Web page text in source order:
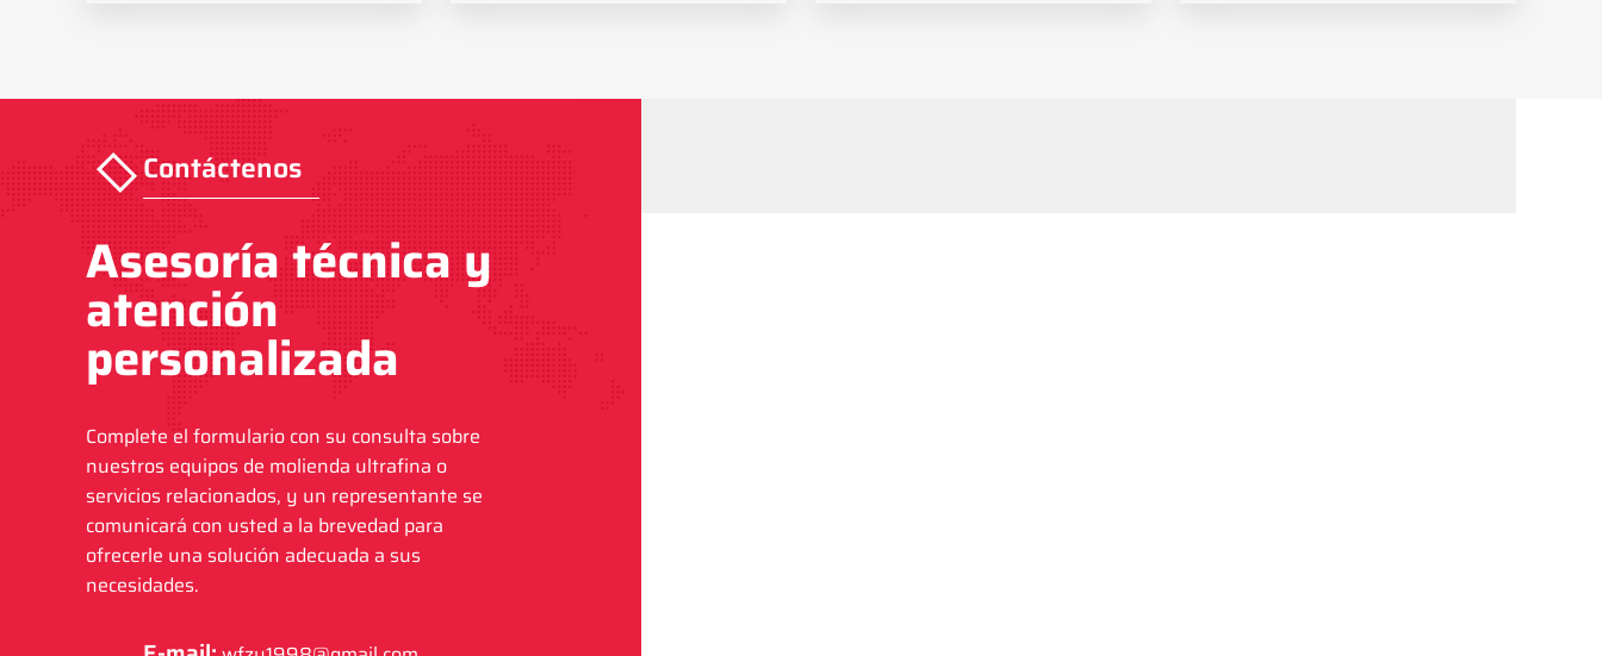
Contáctenos
Asesoría técnica y
atención
personalizada
Complete el formulario con su consulta sobre
nuestros equipos de molienda ultrafina o
servicios relacionados, y un representante se
comunicará con usted a la brevedad para
ofrecerle una solución adecuada a sus
necesidades.